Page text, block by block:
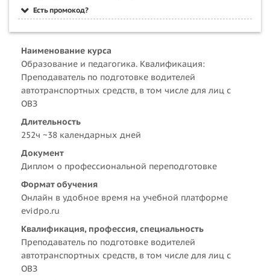
Есть промокод?
Наименование курса
Образование и педагогика. Квалификация:
Преподаватель по подготовке водителей
автотранспортных средств, в том числе для лиц с
ОВЗ
Длительность
252ч ~38 календарных дней
Документ
Диплом о профессиональной переподготовке
Формат обучения
Онлайн в удобное время на учебной платформе
evidpo.ru
Квалификация, профессия, специальность
Преподаватель по подготовке водителей
автотранспортных средств, в том числе для лиц с
ОВЗ